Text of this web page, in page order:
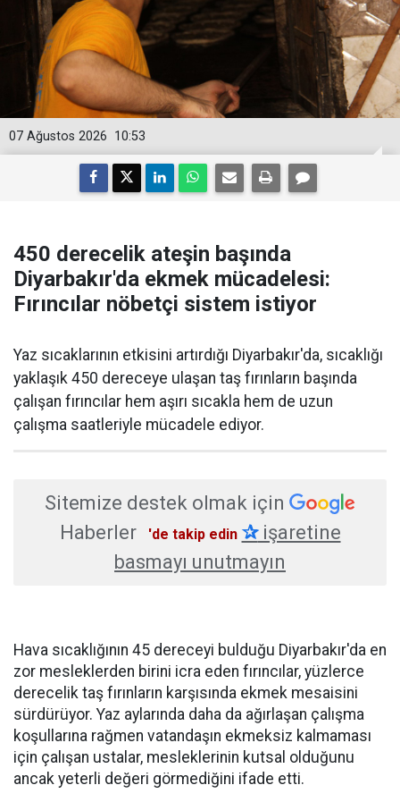
10:53
07 Ağustos 2026
450 derecelik ateşin başında
Diyarbakır'da ekmek mücadelesi:
Fırıncılar nöbetçi sistem istiyor
Yaz sıcaklarının etkisini artırdığı Diyarbakır'da, sıcaklığı
yaklaşık 450 dereceye ulaşan taş fırınların başında
çalışan fırıncılar hem aşırı sıcakla hem de uzun
çalışma saatleriyle mücadele ediyor.
Sitemize destek olmak için
Haberler
'de takip edin ✰işaretine
basmayı unutmayın
Hava sıcaklığının 45 dereceyi bulduğu Diyarbakır'da en
zor mesleklerden birini icra eden fırıncılar, yüzlerce
derecelik taş fırınların karşısında ekmek mesaisini
sürdürüyor. Yaz aylarında daha da ağırlaşan çalışma
koşullarına rağmen vatandaşın ekmeksiz kalmaması
için çalışan ustalar, mesleklerinin kutsal olduğunu
ancak yeterli değeri görmediğini ifade etti.